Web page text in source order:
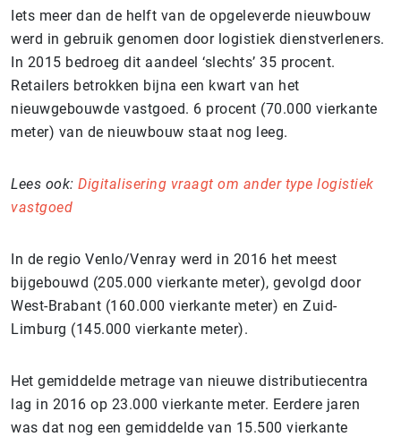
Iets meer dan de helft van de opgeleverde nieuwbouw
werd in gebruik genomen door logistiek dienstverleners.
In 2015 bedroeg dit aandeel ‘slechts’ 35 procent.
Retailers betrokken bijna een kwart van het
nieuwgebouwde vastgoed. 6 procent (70.000 vierkante
meter) van de nieuwbouw staat nog leeg.
Lees ook: Digitalisering vraagt om ander type logistiek
vastgoed
In de regio Venlo/Venray werd in 2016 het meest
bijgebouwd (205.000 vierkante meter), gevolgd door
West-Brabant (160.000 vierkante meter) en Zuid-
Limburg (145.000 vierkante meter).
Het gemiddelde metrage van nieuwe distributiecentra
lag in 2016 op 23.000 vierkante meter. Eerdere jaren
was dat nog een gemiddelde van 15.500 vierkante